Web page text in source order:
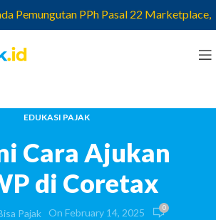
PPh Pasal 22 Marketplace,
EDUKASI PAJAK
Cara Ajukan
di Coretax
Pajak On February 14, 2025 0